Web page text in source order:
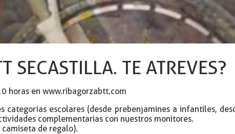
SECASTILLA. TE ATREVES?
horas en www.ribagorzabtt.com
categorías escolares (desde prebenjamines a infantiles,
complementarias con nuestros monitores.
camiseta de regalo).